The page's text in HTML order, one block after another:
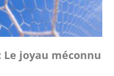
Le joyau méconnu